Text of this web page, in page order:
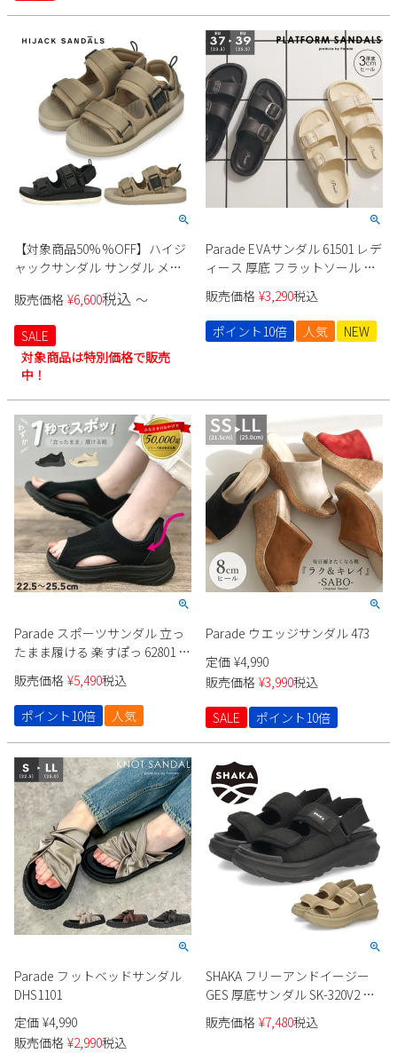
【対象商品50%%OFF】ハイジ
ャックサンダル サンダル メン
ALTO バックストラップ スポー
ツサンダル ベルクロ 軽量 アウ
トドア
販売価格 ¥6,600税込 〜
SALE
対象商品は特別価格で販売
中！
Parade EVAサンダル 61501 レデ
ィース 厚底 フラットソール フ
ットベッド
販売価格 ¥3,290税込
ポイント10倍
人気 NEW
Parade スポーツサンダル 立っ
たまま履ける 楽すぽっ 62801 レ
ディース
販売価格 ¥5,490税込
ポイント10倍
人気
Parade ウエッジサンダル 473
定価 ¥4,990
販売価格 ¥3,990税込
SALE
ポイント10倍
Parade フットベッドサンダル
DHS1101
定価 ¥4,990
販売価格 ¥2,990税込
SHAKA フリーアンドイージー
GES 厚底サンダル SK-320V2 ユ
ニセックス
販売価格 ¥7,480税込